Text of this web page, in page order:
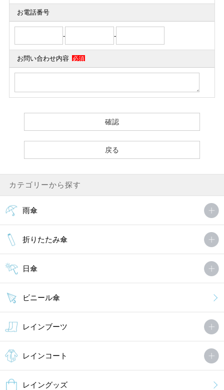
お電話番号
- -
お問い合わせ内容 必須
カテゴリーから探す
雨傘
折りたたみ傘
日傘
ビニール傘
レインブーツ
レインコート
レイングッズ